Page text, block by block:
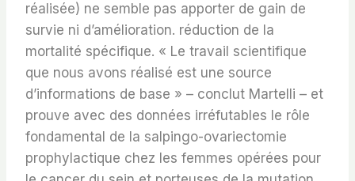
réalisée) ne semble pas apporter de gain de
survie ni d’amélioration. réduction de la
mortalité spécifique. « Le travail scientifique
que nous avons réalisé est une source
d’informations de base » – conclut Martelli – et
prouve avec des données irréfutables le rôle
fondamental de la salpingo-ovariectomie
prophylactique chez les femmes opérées pour